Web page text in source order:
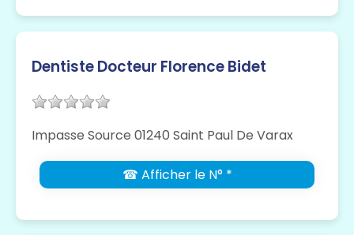
Dentiste Docteur Florence Bidet
Impasse Source 01240 Saint Paul De Varax
☎ Afficher le N° *